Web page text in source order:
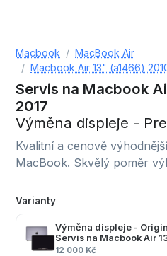
Macbook
MacBook Air
Macbook Air 13" (a1466)
Servis na Macbook
2017
Výměna displeje -
Kvalitní a cenově
MacBook. Skvělý poměr
Varianty
Výměna displeje -
Servis na Macbook Air
12 000 Kč